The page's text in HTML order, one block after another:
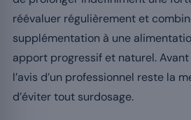
réévaluer régulièrement et
supplémentation à une
apport progressif et naturel.
l’avis d’un professionnel reste la
d’éviter tout surdosage.